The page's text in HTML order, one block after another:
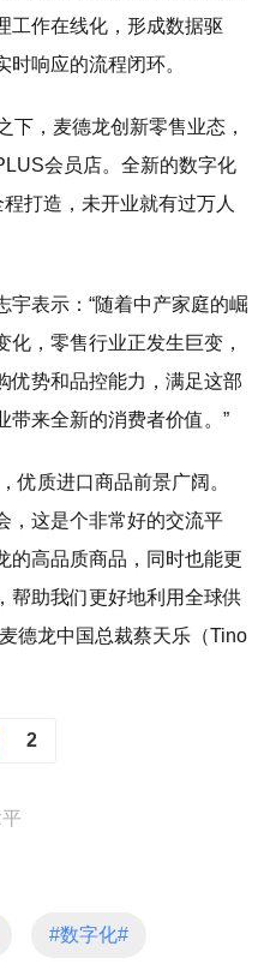
工作在线化，形成数据驱
响应的流程闭环。
下，麦德龙创新零售业态，
会员店。全新的数字化
打造，未开业就有过万人
宇表示：“随着中产家庭的崛
，零售行业正发生巨变，
优势和品控能力，满足这部
带来全新的消费者价值。”
优质进口商品前景广阔。
，这是个非常好的交流平
的高品质商品，同时也能更
帮助我们更好地利用全球供
德龙中国总裁蔡天乐（Tino
2
#数字化#